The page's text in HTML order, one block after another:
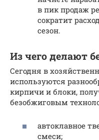
в пик продаж
сократит
сезон.
Из чего делают
Сегодня в
используются
кирпичи и блоки,
безобжиговым
автоклавное
смеси;